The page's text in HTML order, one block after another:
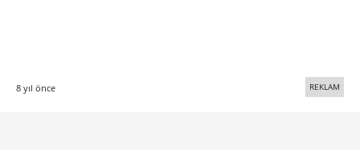
8 yıl önce REKLAM